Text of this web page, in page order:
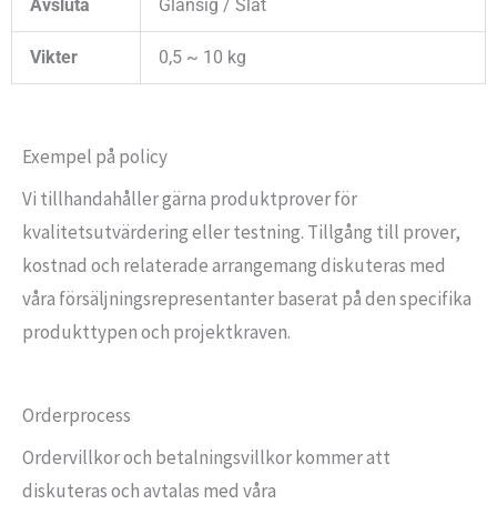
Avsluta Glansig / Slät
Vikter 0,5 ~ 10 kg
Exempel på policy
Vi tillhandahåller gärna produktprover för
kvalitetsutvärdering eller testning. Tillgång till prover,
kostnad och relaterade arrangemang diskuteras med
våra försäljningsrepresentanter baserat på den specifika
produkttypen och projektkraven.
Orderprocess
Ordervillkor och betalningsvillkor kommer att
diskuteras och avtalas med våra